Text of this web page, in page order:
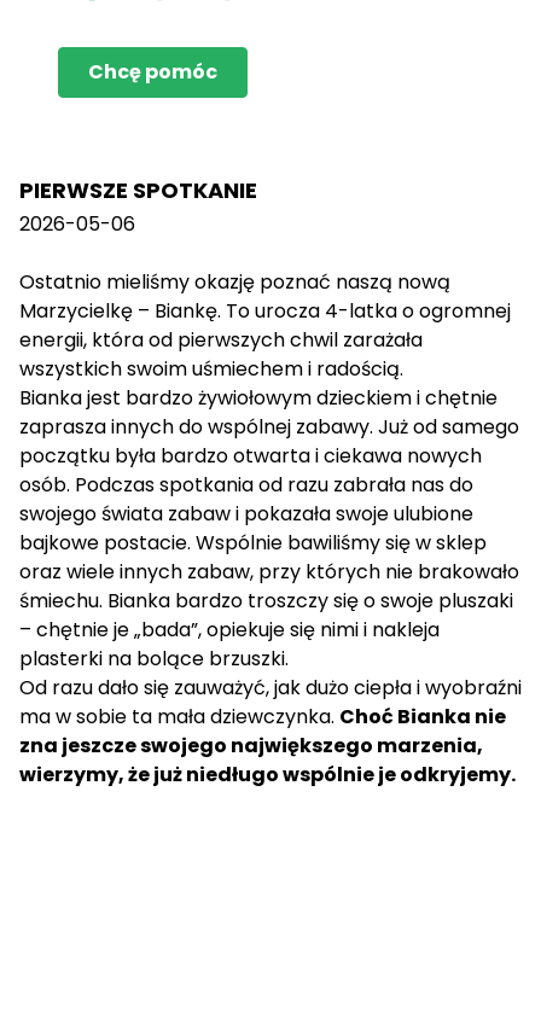
Chcę pomóc
PIERWSZE SPOTKANIE
2026-05-06
Ostatnio mieliśmy okazję poznać naszą nową
Marzycielkę – Biankę. To urocza 4-latka o ogromnej
energii, która od pierwszych chwil zarażała
wszystkich swoim uśmiechem i radością.
Bianka jest bardzo żywiołowym dzieckiem i chętnie
zaprasza innych do wspólnej zabawy. Już od samego
początku była bardzo otwarta i ciekawa nowych
osób. Podczas spotkania od razu zabrała nas do
swojego świata zabaw i pokazała swoje ulubione
bajkowe postacie. Wspólnie bawiliśmy się w sklep
oraz wiele innych zabaw, przy których nie brakowało
śmiechu. Bianka bardzo troszczy się o swoje pluszaki
– chętnie je „bada”, opiekuje się nimi i nakleja
plasterki na bolące brzuszki.
Od razu dało się zauważyć, jak dużo ciepła i wyobraźni
ma w sobie ta mała dziewczynka. Choć Bianka nie
zna jeszcze swojego największego marzenia,
wierzymy, że już niedługo wspólnie je odkryjemy.